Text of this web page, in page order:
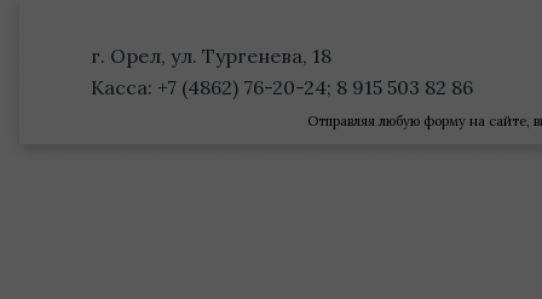
г. Орел, ул. Тургенева, 18
Касса: +7 (4862) 76-20-24; 8 915 503 82 86
Отправляя любую форму на сайте,